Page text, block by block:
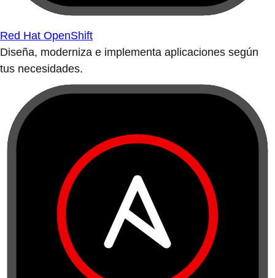
Red Hat OpenShift
Diseña, moderniza e implementa aplicaciones según
tus necesidades.